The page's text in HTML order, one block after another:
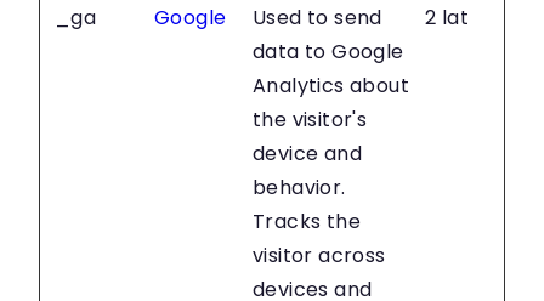
_ga Google
Used to send
data to Google
Analytics about
the visitor's
device and
behavior.
Tracks the
visitor across
devices and
2 lat